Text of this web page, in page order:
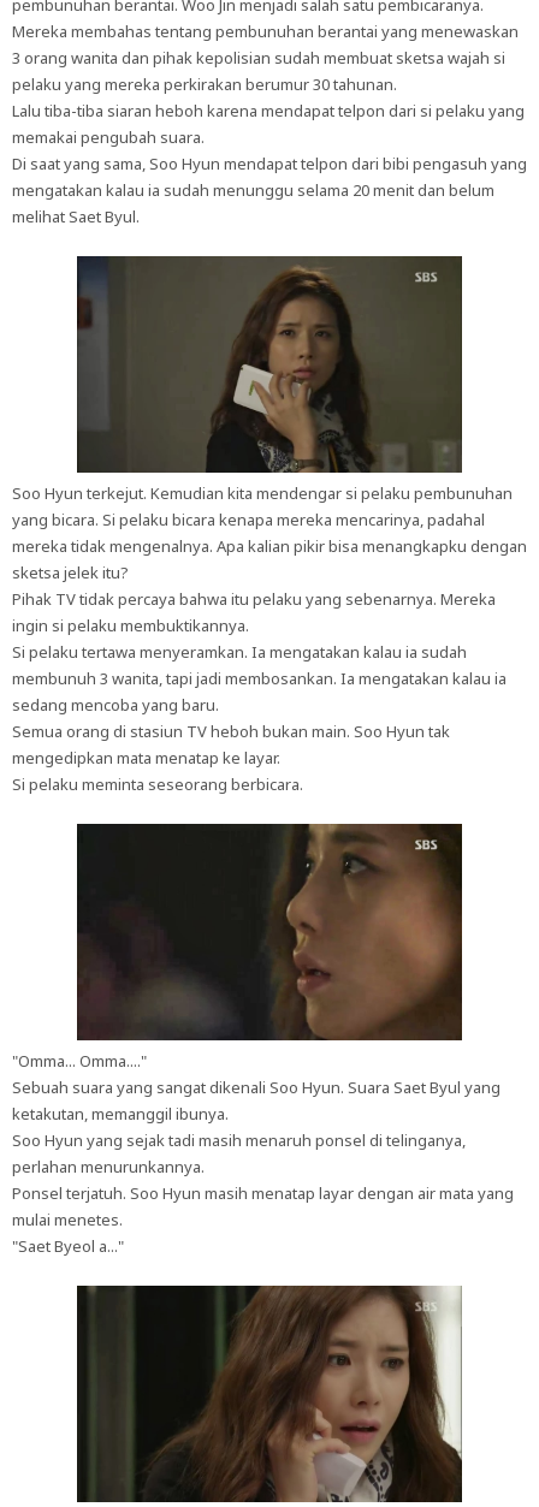
pembunuhan berantai. Woo Jin menjadi salah satu pembicaranya.
Mereka membahas tentang pembunuhan berantai yang menewaskan
3 orang wanita dan pihak kepolisian sudah membuat sketsa wajah si
pelaku yang mereka perkirakan berumur 30 tahunan.
Lalu tiba-tiba siaran heboh karena mendapat telpon dari si pelaku yang
memakai pengubah suara.
Di saat yang sama, Soo Hyun mendapat telpon dari bibi pengasuh yang
mengatakan kalau ia sudah menunggu selama 20 menit dan belum
melihat Saet Byul.
Soo Hyun terkejut. Kemudian kita mendengar si pelaku pembunuhan
yang bicara. Si pelaku bicara kenapa mereka mencarinya, padahal
mereka tidak mengenalnya. Apa kalian pikir bisa menangkapku dengan
sketsa jelek itu?
Pihak TV tidak percaya bahwa itu pelaku yang sebenarnya. Mereka
ingin si pelaku membuktikannya.
Si pelaku tertawa menyeramkan. Ia mengatakan kalau ia sudah
membunuh 3 wanita, tapi jadi membosankan. Ia mengatakan kalau ia
sedang mencoba yang baru.
Semua orang di stasiun TV heboh bukan main. Soo Hyun tak
mengedipkan mata menatap ke layar.
Si pelaku meminta seseorang berbicara.
"Omma... Omma...."
Sebuah suara yang sangat dikenali Soo Hyun. Suara Saet Byul yang
ketakutan, memanggil ibunya.
Soo Hyun yang sejak tadi masih menaruh ponsel di telinganya,
perlahan menurunkannya.
Ponsel terjatuh. Soo Hyun masih menatap layar dengan air mata yang
mulai menetes.
"Saet Byeol a..."